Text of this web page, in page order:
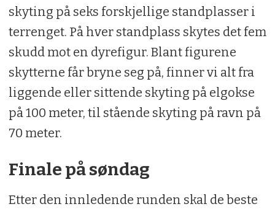
skyting på seks forskjellige standplasser i
terrenget. På hver standplass skytes det fem
skudd mot en dyrefigur. Blant figurene
skytterne får bryne seg på, finner vi alt fra
liggende eller sittende skyting på elgokse
på 100 meter, til stående skyting på ravn på
70 meter.
Finale på søndag
Etter den innledende runden skal de beste